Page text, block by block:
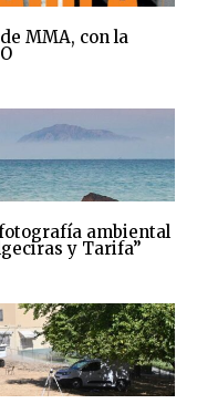
MMA, con la
ambiental
y Tarifa”